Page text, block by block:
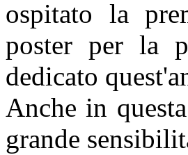
ospitato la
poster per la
dedicato
Anche in
grande